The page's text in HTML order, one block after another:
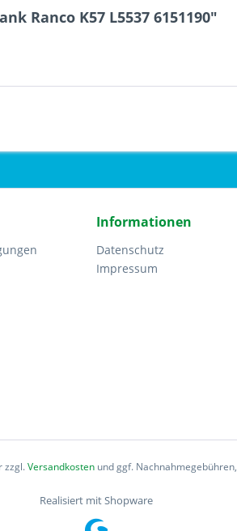
Ranco K57 L5537 6151190"
Informationen
Datenschutz
Impressum
zzgl.Versandkostenund ggf.
Realisiert mit Shopware